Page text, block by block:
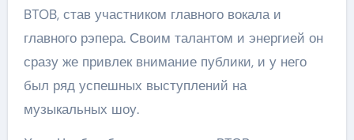
BTOB, став участником главного вокала и
главного рэпера. Своим талантом и энергией он
сразу же привлек внимание публики, и у него
был ряд успешных выступлений на
музыкальных шоу.